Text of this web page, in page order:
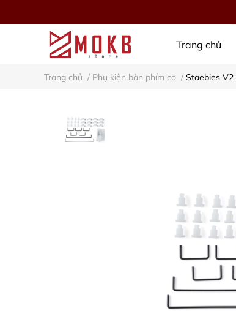
Trang chủ
Trang chủ / Phụ kiện bàn phím cơ / Staebies V2